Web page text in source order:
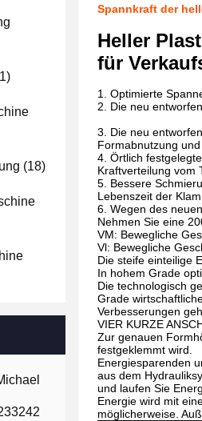
(18)
Spannkraft der
Heller
für
1. Optimierte
2. Die neu
3. Die neu
Formabnutzung
4. Örtlich
Kraftverteilung vom
5. Bessere
Lebenszeit der
6. Wegen des
Nehmen Sie eine
VM: Bewegliche
Vl: Bewegliche
Die steife einteilige
In hohem Grade
Die technologisch
Grade
Verbesserungen
VIER KURZE
Zur genauen
festgeklemmt wird.
Energiesparenden
aus dem
und laufen Sie
Energie wird mit
möglicherweise.